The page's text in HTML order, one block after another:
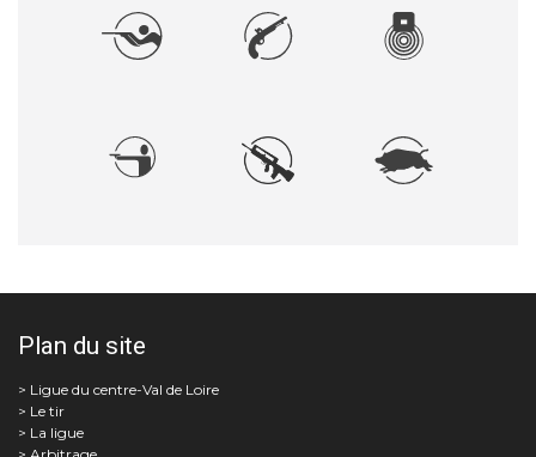
Plan du site
Le tir
La ligue